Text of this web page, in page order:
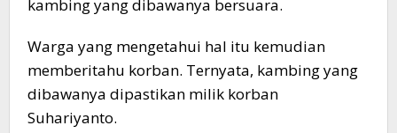
kambing yang dibawanya bersuara.
Warga yang mengetahui hal itu kemudian
memberitahu korban. Ternyata, kambing yang
dibawanya dipastikan milik korban
Suhariyanto.